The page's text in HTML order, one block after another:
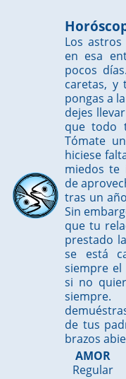
Los
en esa
pocos
caretas, y
pongas a
dejes
que todo
Tómate
hiciese
miedos te
de
tras un
Sin
que tu
prestado
se está
siempre el
si no
de tus
brazos
AMOR
Regular